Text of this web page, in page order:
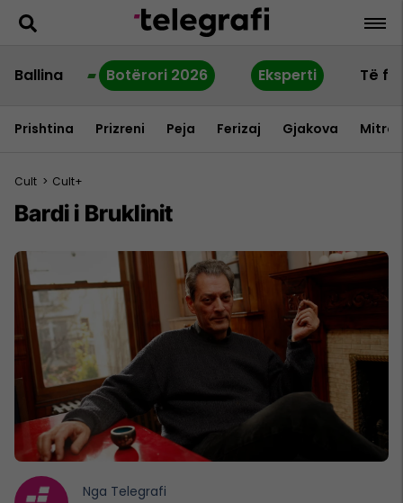
Ballina Botërori 2026 Eksperti Të
Prishtina Prizreni Peja Ferizaj Gjakova
Cult > Cult+
Bardi i Bruklinit
Nga Telegrafi